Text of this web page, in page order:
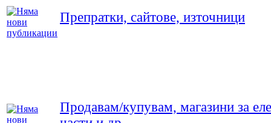
Препратки, сайтове, източници
Продавам/купувам, магазини за